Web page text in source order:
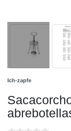
Ich-zapfe